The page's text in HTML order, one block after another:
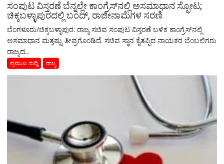
ಸಂಪುಟ ವಿಸ್ತರಣೆ ಬೆನ್ನಲ್ಲೇ ಕಾಂಗ್ರೆಸ್‌ನಲ್ಲಿ ಅಸಮಾಧಾನ ಸ್ಫೋಟ;
ಚಿಕ್ಕಬಳ್ಳಾಪುರದಲ್ಲಿ ಬಂದ್, ರಾಜೀನಾಮೆಗಳ ಸರಣಿ
ಬೆಂಗಳೂರು/ಚಿಕ್ಕಬಳ್ಳಾಪುರ: ರಾಜ್ಯ ಸಚಿವ ಸಂಪುಟ ವಿಸ್ತರಣೆ ಬಳಿಕ ಕಾಂಗ್ರೆಸ್‌ನಲ್ಲಿ
ಅಸಮಾಧಾನ ಮತ್ತಷ್ಟು ತೀವ್ರಗೊಂಡಿದೆ. ಸಚಿವ ಸ್ಥಾನ ಕೈತಪ್ಪಿದ ನಾಯಕರ ಬೆಂಬಲಿಗರು
ರಾಜ್ಯದ...
ಪ್ರಮುಖ ಸುದ್ದಿ ರಾಜ್ಯ